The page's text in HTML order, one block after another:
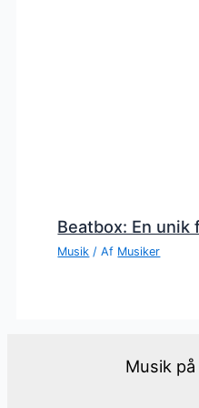
Beatbox: En
Musik / Af Musiker
Musik på